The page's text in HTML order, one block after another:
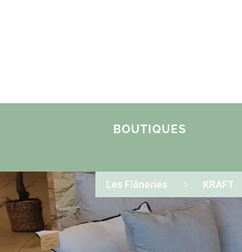
BOUTIQUES
Les Flâneries 5 KRAFT